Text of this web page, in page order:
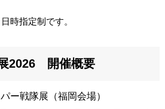
時指定制です。
2026 開催概要
ー戦隊展（福岡会場）